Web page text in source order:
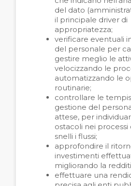
del dato
il principale driver di
appropriatezza;
verificare eventuali
del personale per
gestire meglio le
velocizzando le
automatizzando le
routinarie;
controllare le
gestione del
attese, per
ostacoli nei
snelli i flussi;
approfondire il
investimenti
migliorando la
effettuare una